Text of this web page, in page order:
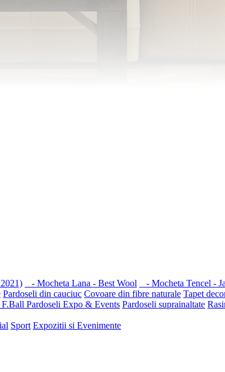
- Mocheta Lana - Best Wool - Mocheta Tencel -
Pardoseli din cauciuc Covoare din fibre naturale Tapet
Pardoseli Expo & Events Pardoseli suprainaltate
Sport Expozitii si Evenimente